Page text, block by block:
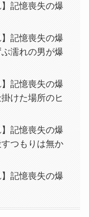
】記憶喪失の爆
】記憶喪失の爆
濡れの男が爆
】記憶喪失の爆
けた場所のヒ
】記憶喪失の爆
つもりは無か
】記憶喪失の爆